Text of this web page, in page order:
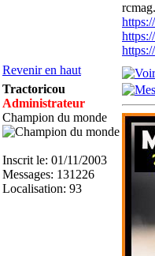
Revenir en haut
Tractoricou
Administrateur
Champion du monde
Inscrit le: 01/11/2003
Messages: 131226
Localisation: 93